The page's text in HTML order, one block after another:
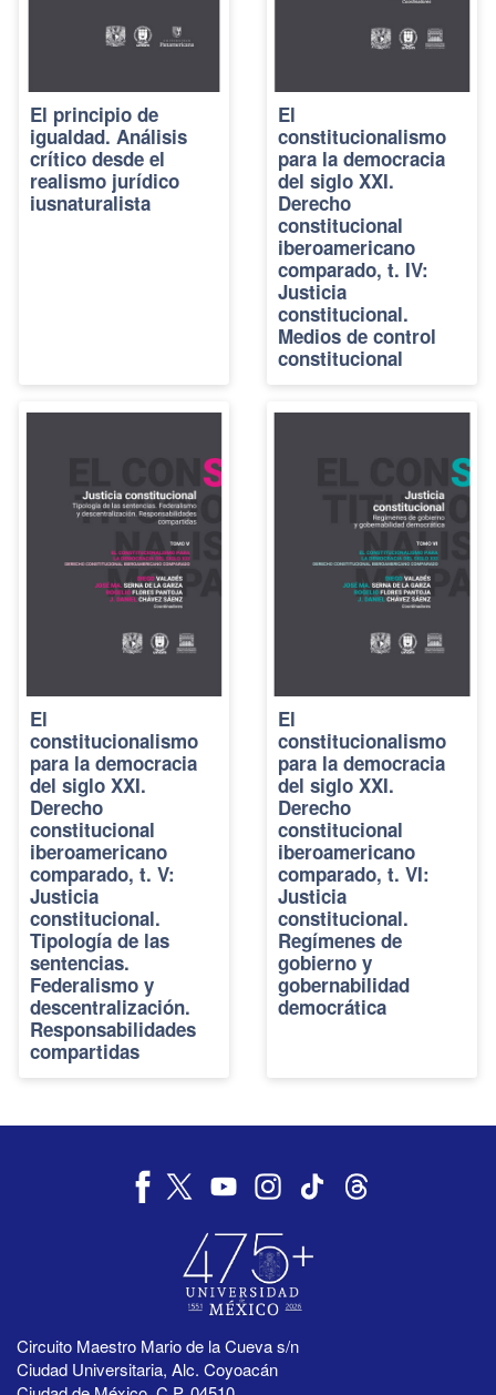
El principio de
igualdad. Análisis
crítico desde el
realismo jurídico
iusnaturalista
El
constitucionalismo
para la democracia
del siglo XXI.
Derecho
constitucional
iberoamericano
comparado, t. IV:
Justicia
constitucional.
Medios de control
constitucional
El
constitucionalismo
para la democracia
del siglo XXI.
Derecho
constitucional
iberoamericano
comparado, t. V:
Justicia
constitucional.
Tipología de las
sentencias.
Federalismo y
descentralización.
Responsabilidades
compartidas
El
constitucionalismo
para la democracia
del siglo XXI.
Derecho
constitucional
iberoamericano
comparado, t. VI:
Justicia
constitucional.
Regímenes de
gobierno y
gobernabilidad
democrática
Circuito Maestro Mario de la Cueva s/n
Ciudad Universitaria, Alc. Coyoacán